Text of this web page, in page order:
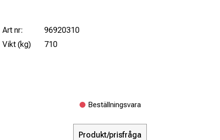
Art nr:
96920310
Vikt (kg)
710
Beställningsvara
Produkt/prisfråga